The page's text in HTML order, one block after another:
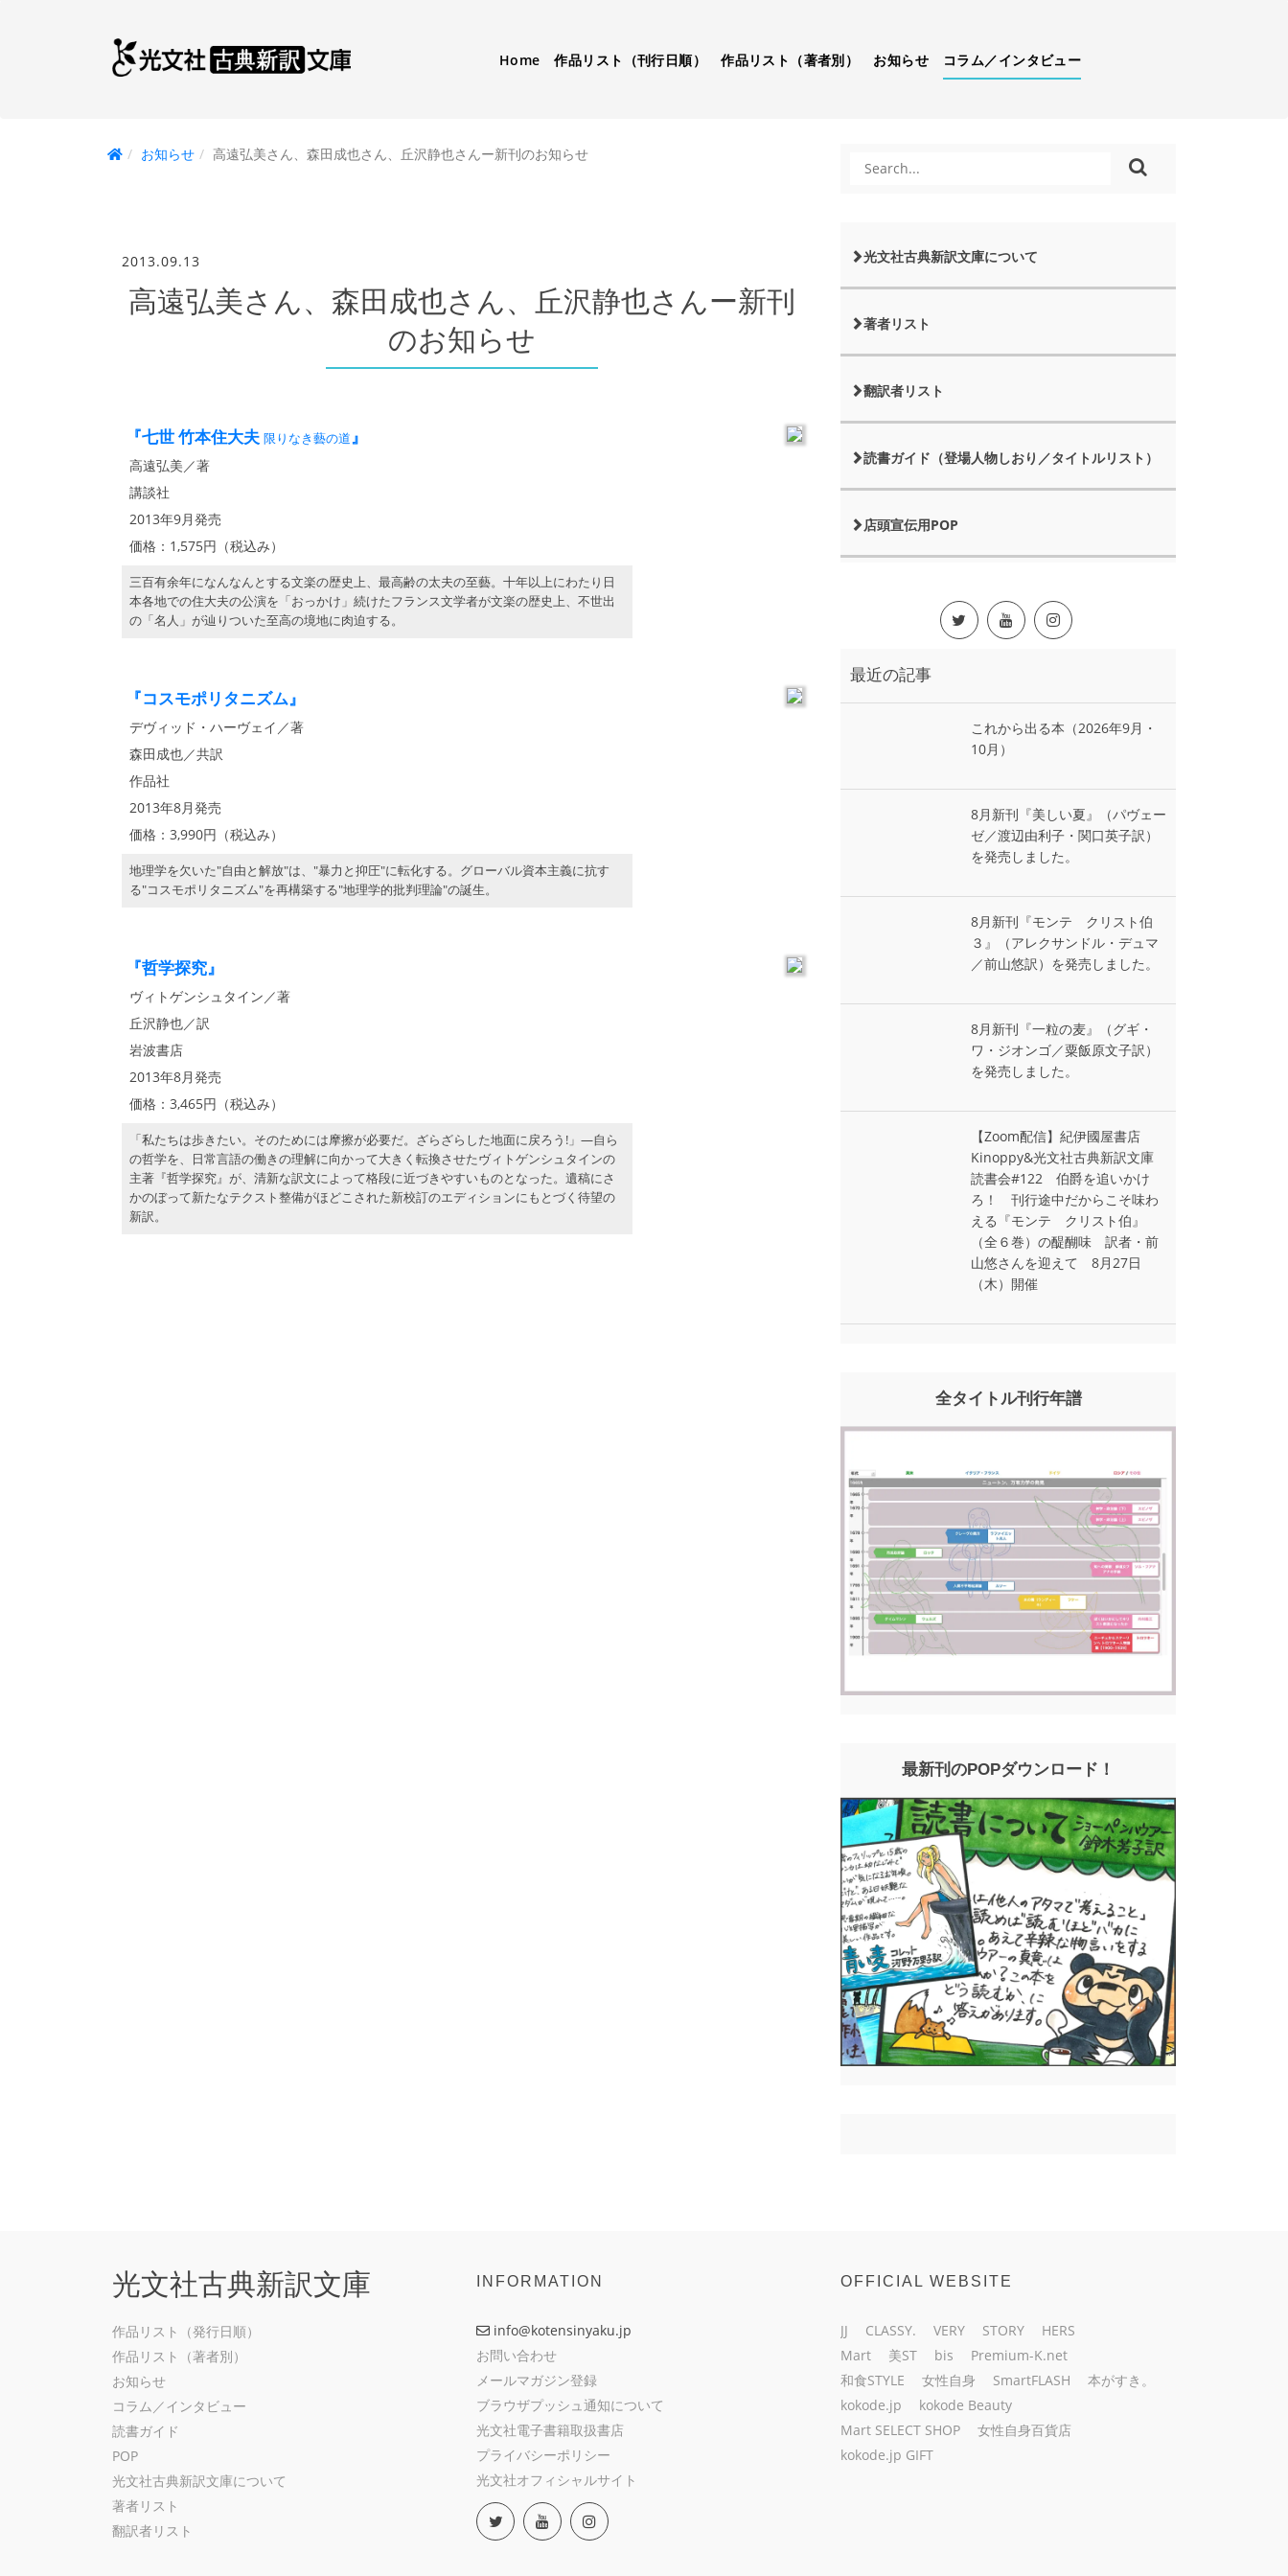
Home 作品リスト（刊行日順） 作品リスト（著者別） お知らせ コラム／インタビュー
お知らせ 高遠弘美さん、森田成也さん、丘沢静也さんー新刊のお知らせ
2013.09.13
高遠弘美さん、森田成也さん、丘沢静也さんー新刊
のお知らせ
『七世 竹本住大夫 限りなき藝の道』
高遠弘美／著
講談社
2013年9月発売
価格：1,575円（税込み）
三百有余年になんなんとする文楽の歴史上、最高齢の太夫の至藝。十年以上にわたり日
本各地での住大夫の公演を「おっかけ」続けたフランス文学者が文楽の歴史上、不世出
の「名人」が辿りついた至高の境地に肉迫する。
『コスモポリタニズム』
デヴィッド・ハーヴェイ／著
森田成也／共訳
作品社
2013年8月発売
価格：3,990円（税込み）
地理学を欠いた"自由と解放"は、"暴力と抑圧"に転化する。グローバル資本主義に抗す
る"コスモポリタニズム"を再構築する"地理学的批判理論"の誕生。
『哲学探究』
ヴィトゲンシュタイン／著
丘沢静也／訳
岩波書店
2013年8月発売
価格：3,465円（税込み）
「私たちは歩きたい。そのためには摩擦が必要だ。ざらざらした地面に戻ろう!」―自ら
の哲学を、日常言語の働きの理解に向かって大きく転換させたヴィトゲンシュタインの
主著『哲学探究』が、清新な訳文によって格段に近づきやすいものとなった。遺稿にさ
かのぼって新たなテクスト整備がほどこされた新校訂のエディションにもとづく待望の
新訳。
光文社古典新訳文庫について
著者リスト
翻訳者リスト
読書ガイド（登場人物しおり／タイトルリスト）
店頭宣伝用POP
最近の記事
これから出る本（2026年9月・
10月）
8月新刊『美しい夏』（パヴェー
ゼ／渡辺由利子・関口英子訳）
を発売しました。
8月新刊『モンテ゠クリスト伯
３』（アレクサンドル・デュマ
／前山悠訳）を発売しました。
8月新刊『一粒の麦』（グギ・
ワ・ジオンゴ／粟飯原文子訳）
を発売しました。
【Zoom配信】紀伊國屋書店
Kinoppy&光文社古典新訳文庫
読書会#122 伯爵を追いかけ
ろ！ 刊行途中だからこそ味わ
える『モンテ゠クリスト伯』
（全６巻）の醍醐味 訳者・前
山悠さんを迎えて 8月27日
（木）開催
全タイトル刊行年譜
最新刊のPOPダウンロード！
光文社古典新訳文庫
作品リスト（発行日順）
作品リスト（著者別）
お知らせ
コラム／インタビュー
読書ガイド
POP
光文社古典新訳文庫について
著者リスト
翻訳者リスト
INFORMATION
info@kotensinyaku.jp
お問い合わせ
メールマガジン登録
ブラウザプッシュ通知について
光文社電子書籍取扱書店
プライバシーポリシー
光文社オフィシャルサイト
OFFICIAL WEBSITE
JJ CLASSY. VERY STORY
HERS
Mart
美ST bis
Premium-K.net
和食STYLE
女性自身 SmartFLASH
本がすき。
kokode.jp
kokode Beauty
Mart SELECT SHOP
女性自身百貨店
kokode.jp GIFT